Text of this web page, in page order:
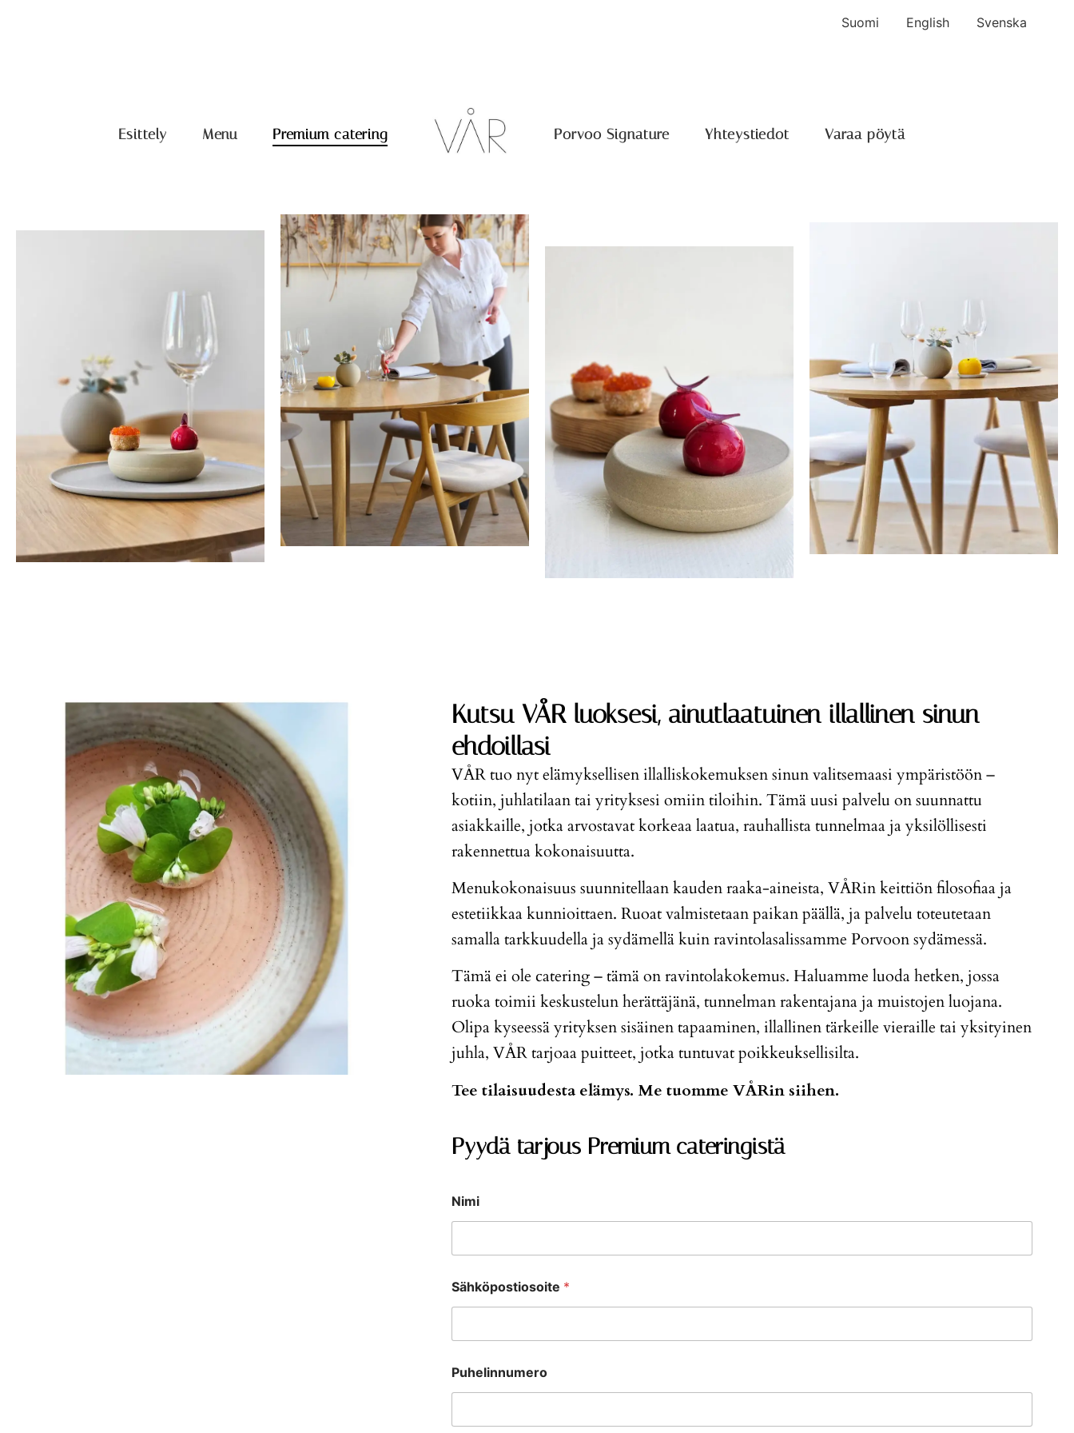
Suomi English Svenska
Esittely Menu Premium catering Porvoo Signature Yhteystiedot Varaa pöytä
Kutsu VÅR luoksesi, ainutlaatuinen illallinen sinun
ehdoillasi
VÅR tuo nyt elämyksellisen illalliskokemuksen sinun valitsemaasi ympäristöön –
kotiin, juhlatilaan tai yrityksesi omiin tiloihin. Tämä uusi palvelu on suunnattu
asiakkaille, jotka arvostavat korkeaa laatua, rauhallista tunnelmaa ja yksilöllisesti
rakennettua kokonaisuutta.
Menukokonaisuus suunnitellaan kauden raaka-aineista, VÅRin keittiön filosofiaa ja
estetiikkaa kunnioittaen. Ruoat valmistetaan paikan päällä, ja palvelu toteutetaan
samalla tarkkuudella ja sydämellä kuin ravintolasalissamme Porvoon sydämessä.
Tämä ei ole catering – tämä on ravintolakokemus. Haluamme luoda hetken, jossa
ruoka toimii keskustelun herättäjänä, tunnelman rakentajana ja muistojen luojana.
Olipa kyseessä yrityksen sisäinen tapaaminen, illallinen tärkeille vieraille tai yksityinen
juhla, VÅR tarjoaa puitteet, jotka tuntuvat poikkeuksellisilta.
Tee tilaisuudesta elämys. Me tuomme VÅRin siihen.
Pyydä tarjous Premium cateringistä
Nimi
Sähköpostiosoite *
Puhelinnumero